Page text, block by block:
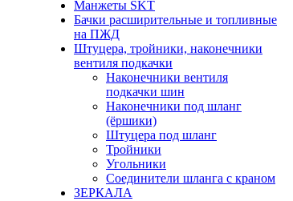
Манжеты SKT
Бачки расширительные и топливные
на ПЖД
Штуцера, тройники, наконечники
вентиля подкачки
Наконечники вентиля
подкачки шин
Наконечники под шланг
(ёршики)
Штуцера под шланг
Тройники
Угольники
Соединители шланга с краном
ЗЕРКАЛА